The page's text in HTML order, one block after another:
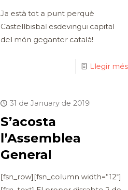
Ja està tot a punt perquè
Castellbisbal esdevingui capital
del món geganter català!
Llegir més
31 de January de 2019
S’acosta
l’Assemblea
General
[fsn_row][fsn_column width=”12″]